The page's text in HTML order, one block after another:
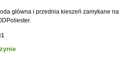
główna i przednia kieszeń zamykane na